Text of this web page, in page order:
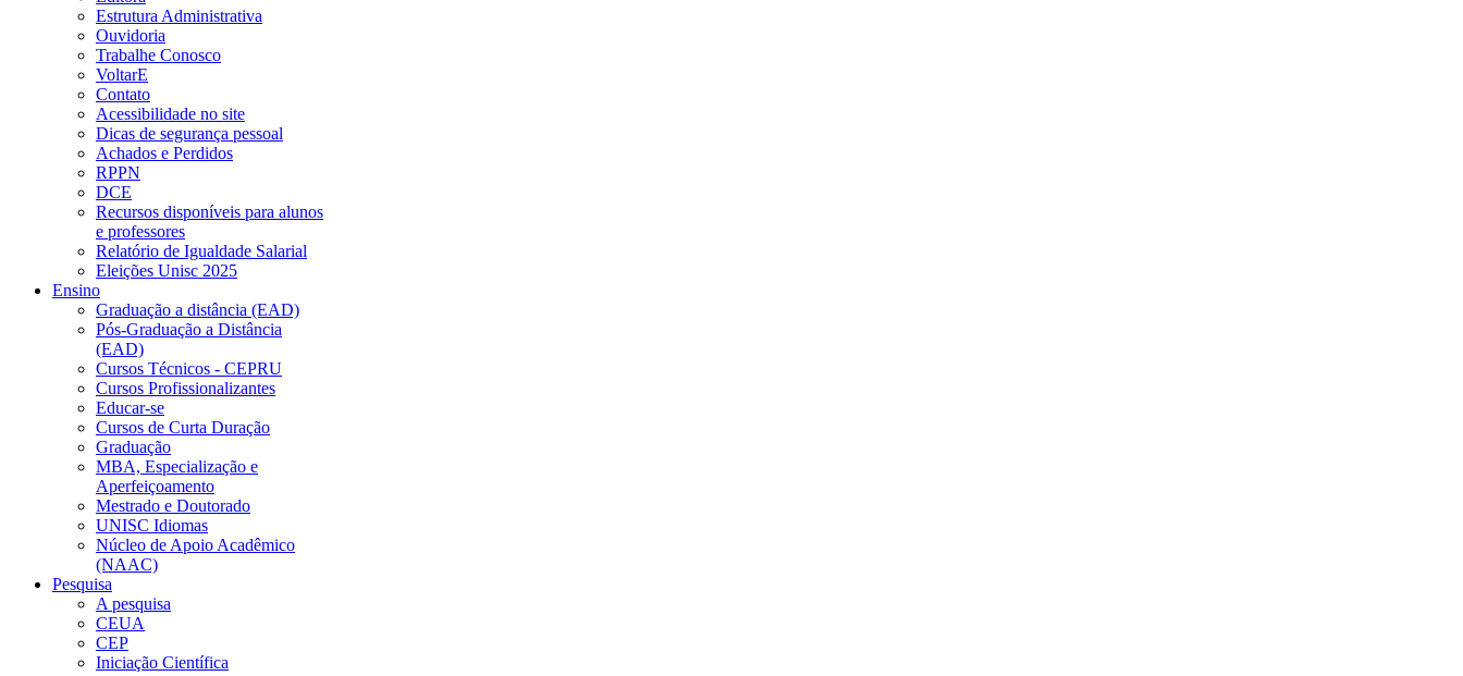
Estrutura Administrativa
Ouvidoria
Trabalhe Conosco
VoltarE
Contato
Acessibilidade no site
Dicas de segurança pessoal
Achados e Perdidos
RPPN
DCE
Recursos disponíveis para alunos
e professores
Relatório de Igualdade Salarial
Eleições Unisc 2025
Ensino
Graduação a distância (EAD)
Pós-Graduação a Distância
(EAD)
Cursos Técnicos - CEPRU
Cursos Profissionalizantes
Educar-se
Cursos de Curta Duração
Graduação
MBA, Especialização e
Aperfeiçoamento
Mestrado e Doutorado
UNISC Idiomas
Núcleo de Apoio Acadêmico
(NAAC)
Pesquisa
A pesquisa
CEUA
CEP
Iniciação Científica